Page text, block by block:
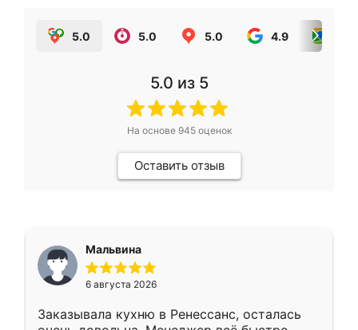
5.0 5.0 5.0 4.9
5.0 из 5
На основе 945оценок
Оставить отзыв
Мальвина
6 августа 2026
Заказывала кухню в Ренессанс, осталась